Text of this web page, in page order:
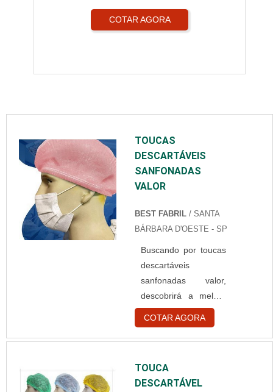
COTAR AGORA
TOUCAS
DESCARTÁVEIS
SANFONADAS
VALOR
BEST FABRIL / SANTA
BÁRBARA D'OESTE - SP
Buscando por toucas
descartáveis
sanfonadas valor,
descobrirá a melhor
empresa do
segmento.
Elaborando um
na melhor
organização do ramo
COTAR AGORA
TOUCA
DESCARTÁVEL